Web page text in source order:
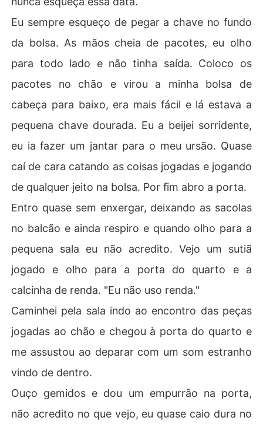
Eu sempre esqueço de pegar a chave no fundo
da bolsa. As mãos cheia de pacotes, eu olho
para todo lado e não tinha saída. Coloco os
pacotes no chão e virou a minha bolsa de
cabeça para baixo, era mais fácil e lá estava a
pequena chave dourada. Eu a beijei sorridente,
eu ia fazer um jantar para o meu ursão. Quase
caí de cara catando as coisas jogadas e jogando
de qualquer jeito na bolsa. Por fim abro a porta.
Entro quase sem enxergar, deixando as sacolas
no balcão e ainda respiro e quando olho para a
pequena sala eu não acredito. Vejo um sutiã
jogado e olho para a porta do quarto e a
calcinha de renda. "Eu não uso renda."
Caminhei pela sala indo ao encontro das peças
jogadas ao chão e chegou à porta do quarto e
me assustou ao deparar com um som estranho
vindo de dentro.
Ouço gemidos e dou um empurrão na porta,
não acredito no que vejo, eu quase caio dura no